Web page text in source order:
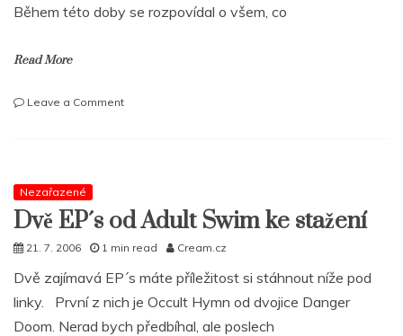
Během této doby se rozpovídal o všem, co
Read More
Leave a Commenton
desce,
sporu
s
Doomem
i
postřelení
Nezařazené
Dvě EP´s od Adult Swim ke stažení
21. 7. 2006 1 min read Cream.cz
Dvě zajímavá EP´s máte příležitost si stáhnout níže pod
linky. První z nich je Occult Hymn od dvojice Danger
Doom. Nerad bych předbíhal, ale poslech